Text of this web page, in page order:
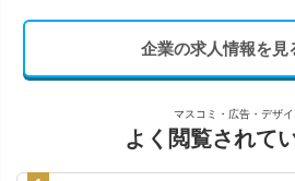
企業の求人情報を見
マスコミ・広告・デザ
よく閲覧されて